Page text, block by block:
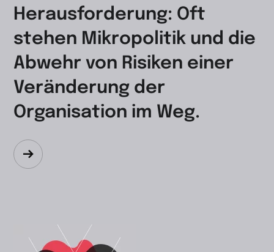
Herausforderung: Oft
stehen Mikropolitik und die
Abwehr von Risiken einer
Veränderung der
Organisation im Weg.
Zum